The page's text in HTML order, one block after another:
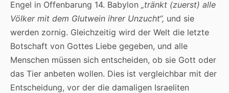
Engel in Offenbarung 14. Babylon „tränkt (zuerst) alle
Völker mit dem Glutwein ihrer Unzucht“, und sie
werden zornig. Gleichzeitig wird der Welt die letzte
Botschaft von Gottes Liebe gegeben, und alle
Menschen müssen sich entscheiden, ob sie Gott oder
das Tier anbeten wollen. Dies ist vergleichbar mit der
Entscheidung, vor der die damaligen Israeliten